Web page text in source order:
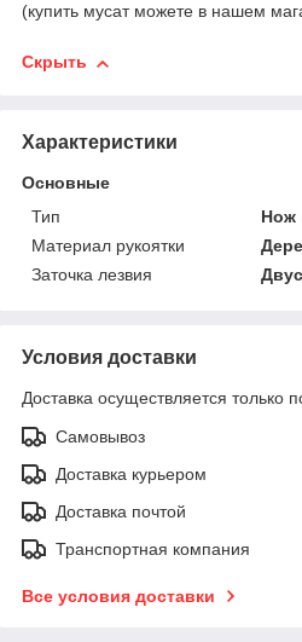
(купить мусат можете в нашем
Скрыть
Характеристики
Основные
Тип
Нож
Материал рукоятки
Заточка лезвия
Условия доставки
Доставка осуществляется только
Самовывоз
Доставка курьером
Доставка почтой
Транспортная компания
Все условия доставки